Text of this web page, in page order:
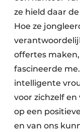
ze hield daar
Hoe ze
offertes
fascineerde
intelligente
voor zichzelf en
op een
en van ons